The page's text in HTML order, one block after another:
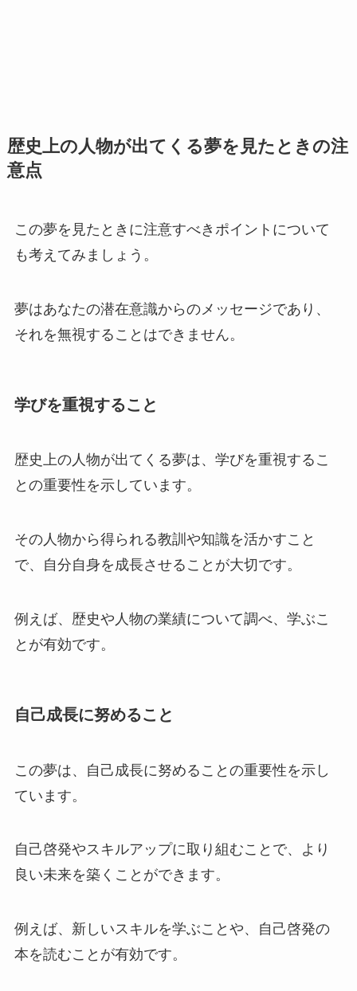
歴史上の人物が出てくる夢を見たときの注
意点
この夢を見たときに注意すべきポイントについて
も考えてみましょう。
夢はあなたの潜在意識からのメッセージであり、
それを無視することはできません。
学びを重視すること
歴史上の人物が出てくる夢は、学びを重視するこ
との重要性を示しています。
その人物から得られる教訓や知識を活かすこと
で、自分自身を成長させることが大切です。
例えば、歴史や人物の業績について調べ、学ぶこ
とが有効です。
自己成長に努めること
この夢は、自己成長に努めることの重要性を示し
ています。
自己啓発やスキルアップに取り組むことで、より
良い未来を築くことができます。
例えば、新しいスキルを学ぶことや、自己啓発の
本を読むことが有効です。